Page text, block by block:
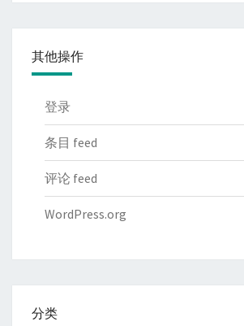
其他操作
登录
条目 feed
评论 feed
WordPress.org
分类